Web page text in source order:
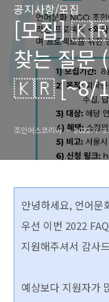
공지사항/모집
[모집] 🇰🇷
찾는 질문
🇰🇷 [~8/
조인어스코리아 2022. 7.
안녕하세요, 언어문
우선 이번 2022
지원해주셔서 감사
예상보다 지원자가